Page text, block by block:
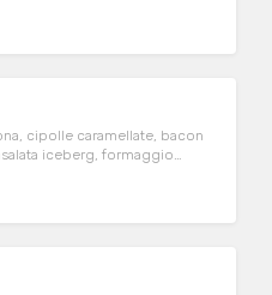
cipolle caramellate, bacon
iceberg, formaggio